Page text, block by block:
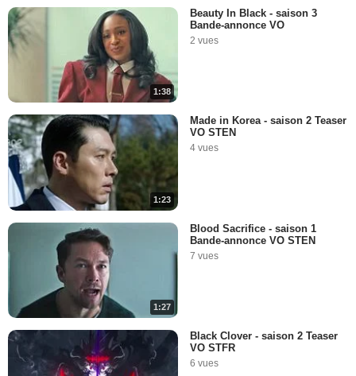
1:38
Beauty In Black - saison 3
Bande-annonce VO
2 vues
1:23
Made in Korea - saison 2 Teaser
VO STEN
4 vues
1:27
Blood Sacrifice - saison 1
Bande-annonce VO STEN
7 vues
Black Clover - saison 2 Teaser
VO STFR
6 vues